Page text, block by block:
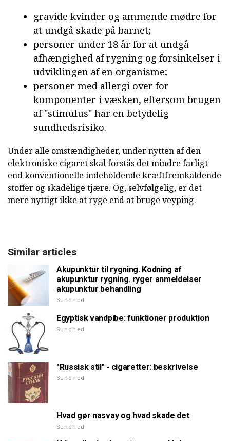
gravide kvinder og ammende mødre for
at undgå skade på barnet;
personer under 18 år for at undgå
afhængighed af rygning og forsinkelser i
udviklingen af en organisme;
personer med allergi over for
komponenter i væsken, eftersom brugen
af "stimulus" har en betydelig
sundhedsrisiko.
Under alle omstændigheder, under nytten af den
elektroniske cigaret skal forstås det mindre farligt
end konventionelle indeholdende kræftfremkaldende
stoffer og skadelige tjære. Og, selvfølgelig, er det
mere nyttigt ikke at ryge end at bruge veyping.
Similar articles
Akupunktur til rygning. Kodning af
akupunktur rygning. ryger anmeldelser
akupunktur behandling
Sundhed
Egyptisk vandpibe: funktioner produktion
Sundhed
"Russisk stil" - cigaretter: beskrivelse
Sundhed
Hvad gør nasvay og hvad skade det
Sundhed